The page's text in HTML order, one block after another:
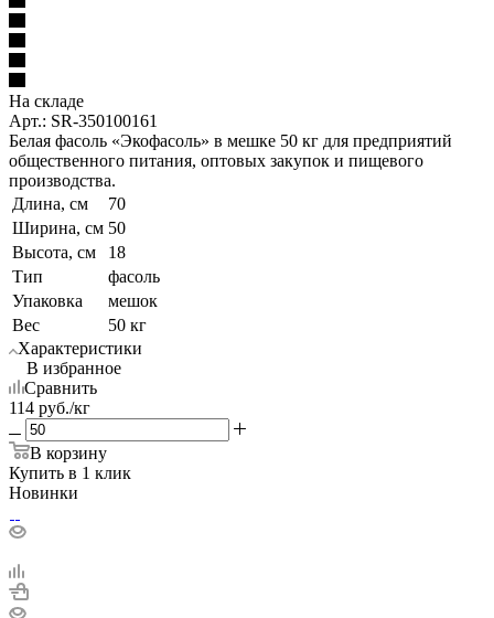
На складе
Арт.: SR-350100161
Белая фасоль «Экофасоль» в мешке 50 кг для предприятий
общественного питания, оптовых закупок и пищевого
производства.
Длина, см
70
Ширина, см 50
Высота, см
18
Тип
фасоль
Упаковка
мешок
Вес
50 кг
Характеристики
В избранное
Сравнить
114 руб./кг
В корзину
Купить в 1 клик
Новинки